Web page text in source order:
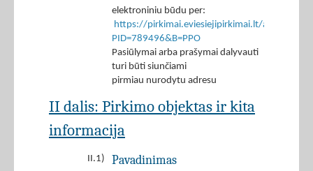
elektroniniu būdu per:
https://pirkimai.eviesiejipirkimai.lt/app/rfq/
PID=789496&B=PPO
Pasiūlymai arba prašymai dalyvauti
turi būti siunčiami
pirmiau nurodytu adresu
II dalis: Pirkimo objektas ir kita
informacija
II.1) Pavadinimas